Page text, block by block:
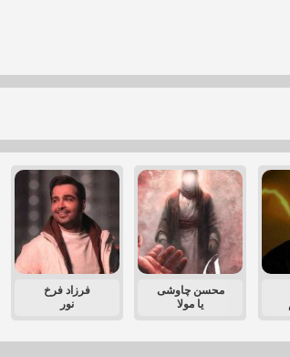
محسن چاوشی
یا مولا
فرزاد فرخ
نور